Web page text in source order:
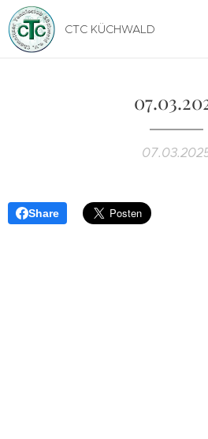
CTC KÜCHWALD
Share